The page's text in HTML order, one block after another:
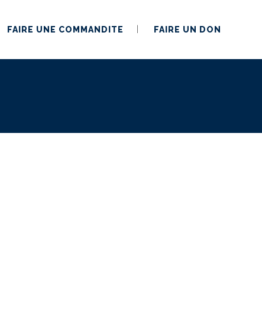
FAIRE UNE COMMANDITE FAIRE UN DON